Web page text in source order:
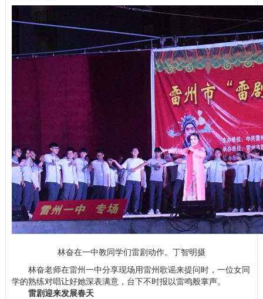
林奋在一中教同学们雷剧动作。丁智明摄
林奋老师在雷州一中分享现场用雷州歌谣来提问时，一位女同
学的熟练对唱让好她深表满意，台下不时报以雷鸣般掌声。
雷剧迎来发展春天